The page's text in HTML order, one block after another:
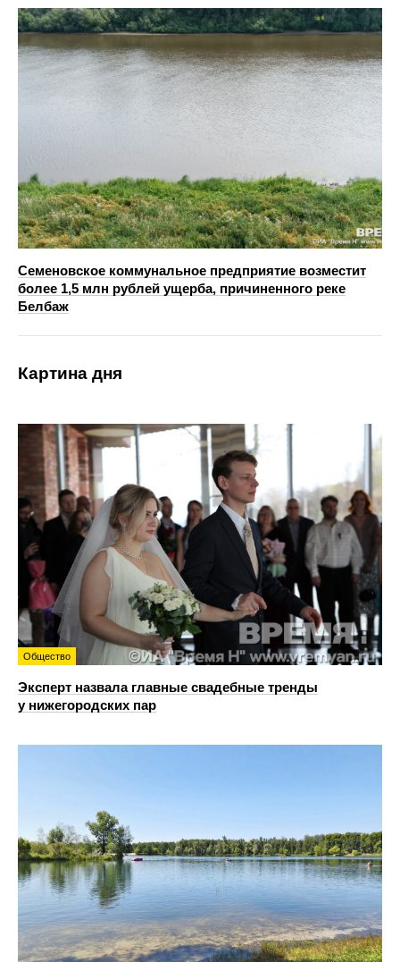
Семеновское коммунальное предприятие возместит
более 1,5 млн рублей ущерба, причиненного реке
Белбаж
Картина дня
Общество
Эксперт назвала главные свадебные тренды
у нижегородских пар